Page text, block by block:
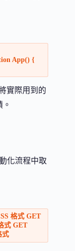
App() {
實際用到的
化流程中取
格式 GET
式 GET
式